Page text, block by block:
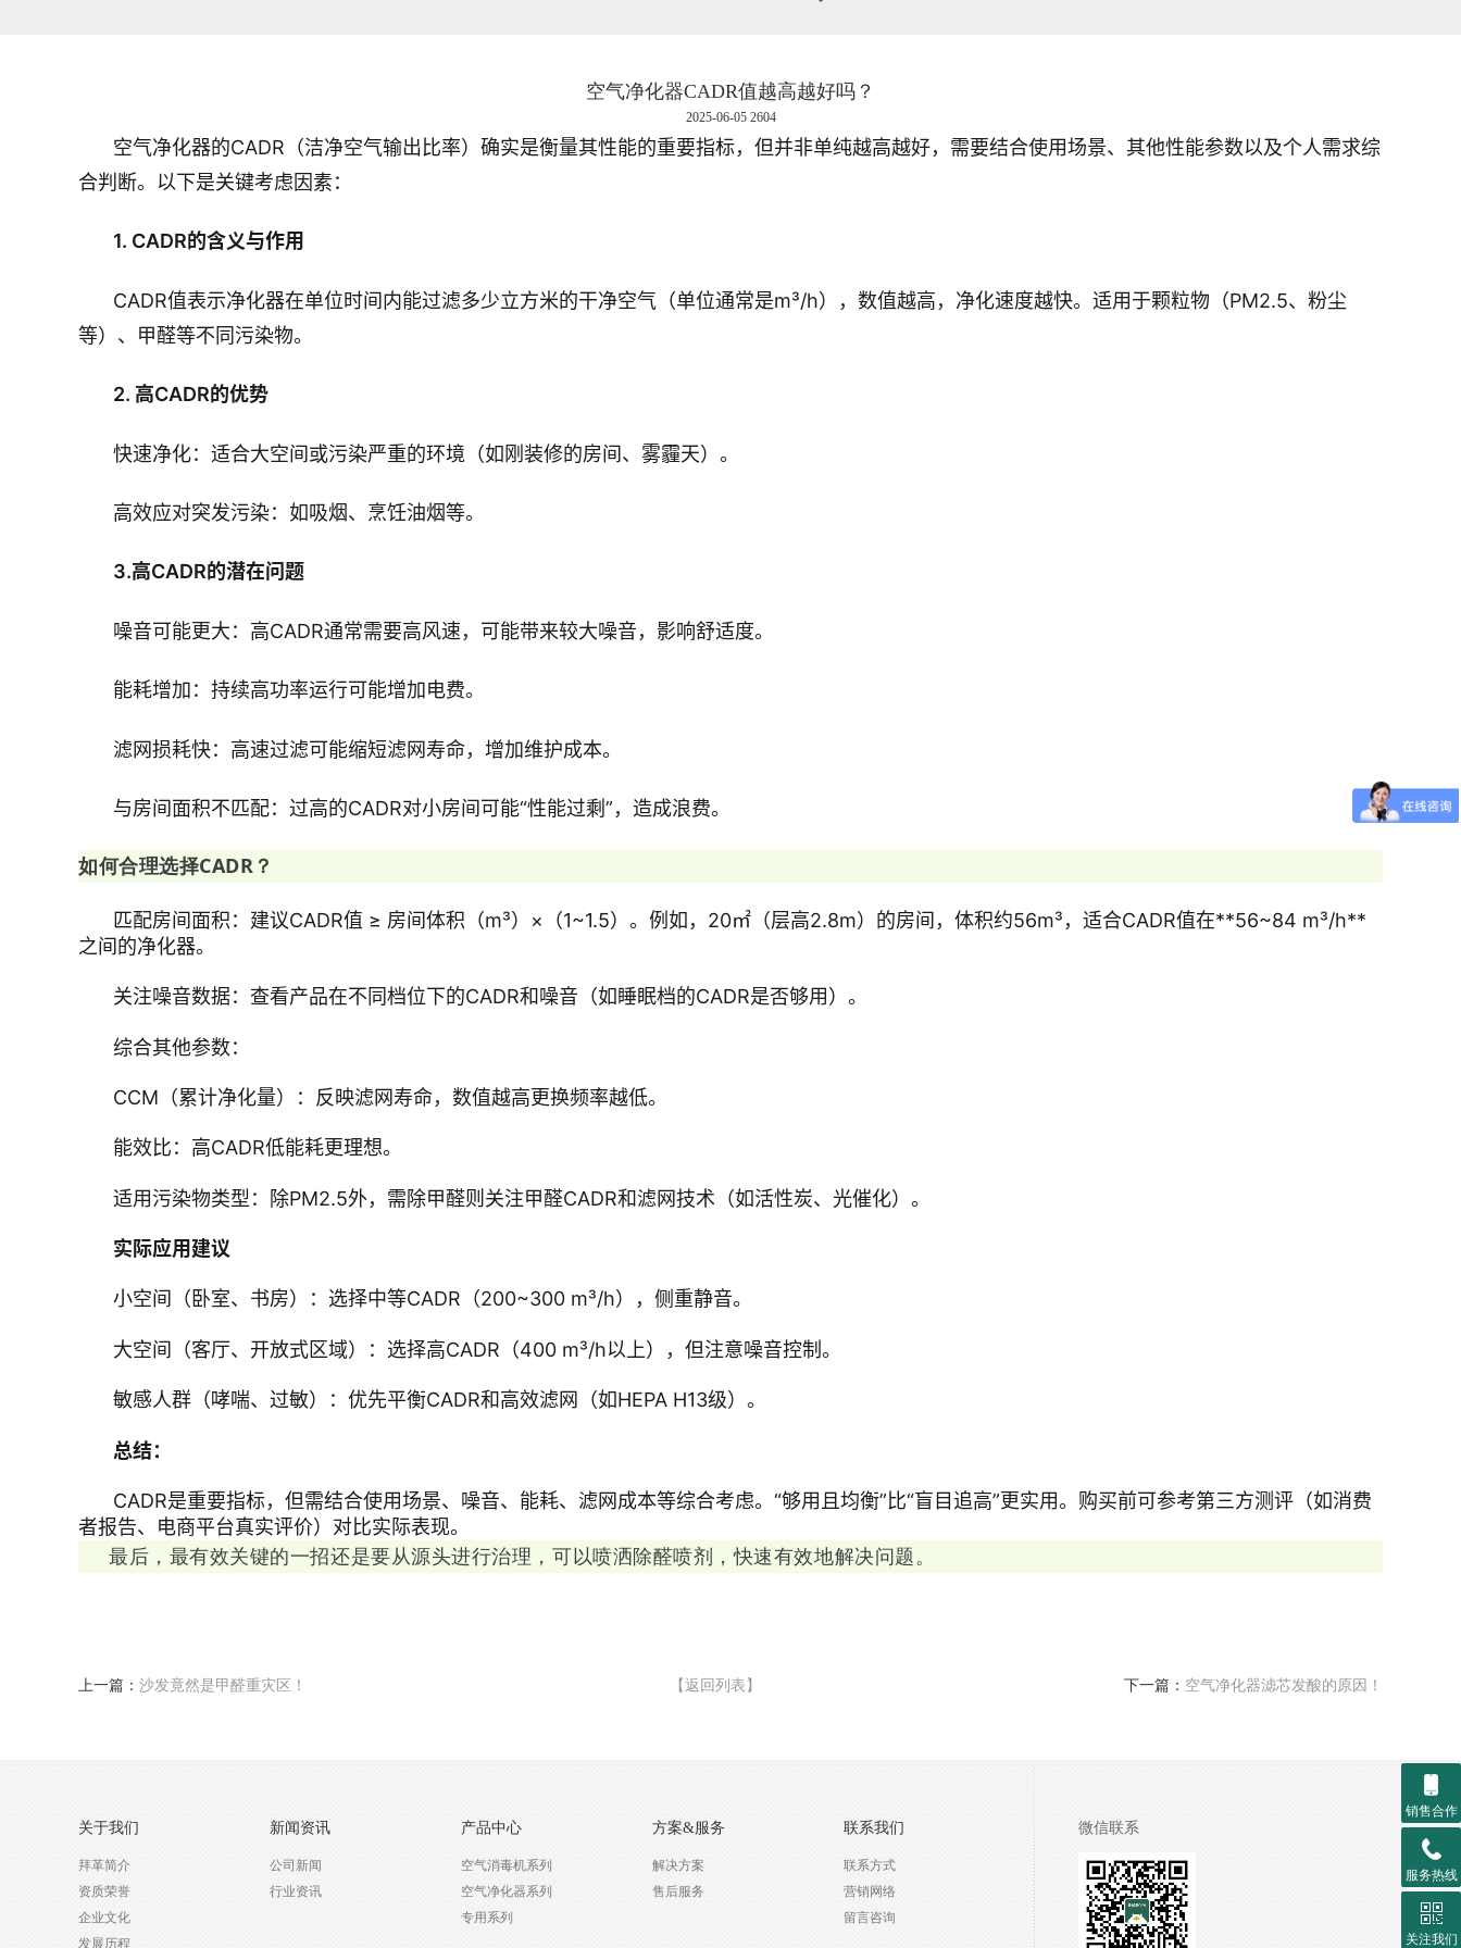
空气净化器CADR值越高越好吗？
2025-06-05 2604
空气净化器的CADR（洁净空气输出比率）确实是衡量其性能的重要指标，但并非单纯越高越好，需要结合使用场景、其他性能参数以及个人需求综
合判断。以下是关键考虑因素：
1. CADR的含义与作用
CADR值表示净化器在单位时间内能过滤多少立方米的干净空气（单位通常是m³/h），数值越高，净化速度越快。适用于颗粒物（PM2.5、粉尘
等）、甲醛等不同污染物。
2. 高CADR的优势
快速净化：适合大空间或污染严重的环境（如刚装修的房间、雾霾天）。
高效应对突发污染：如吸烟、烹饪油烟等。
3.高CADR的潜在问题
噪音可能更大：高CADR通常需要高风速，可能带来较大噪音，影响舒适度。
能耗增加：持续高功率运行可能增加电费。
滤网损耗快：高速过滤可能缩短滤网寿命，增加维护成本。
与房间面积不匹配：过高的CADR对小房间可能“性能过剩”，造成浪费。
如何合理选择CADR？
匹配房间面积：建议CADR值 ≥ 房间体积（m³）×（1~1.5）。例如，20㎡（层高2.8m）的房间，体积约56m³，适合CADR值在**56~84 m³/h**
之间的净化器。
关注噪音数据：查看产品在不同档位下的CADR和噪音（如睡眠档的CADR是否够用）。
综合其他参数：
CCM（累计净化量）：反映滤网寿命，数值越高更换频率越低。
能效比：高CADR低能耗更理想。
适用污染物类型：除PM2.5外，需除甲醛则关注甲醛CADR和滤网技术（如活性炭、光催化）。
实际应用建议
小空间（卧室、书房）：选择中等CADR（200~300 m³/h），侧重静音。
大空间（客厅、开放式区域）：选择高CADR（400 m³/h以上），但注意噪音控制。
敏感人群（哮喘、过敏）：优先平衡CADR和高效滤网（如HEPA H13级）。
总结：
CADR是重要指标，但需结合使用场景、噪音、能耗、滤网成本等综合考虑。“够用且均衡”比“盲目追高”更实用。购买前可参考第三方测评（如消费
者报告、电商平台真实评价）对比实际表现。
最后，最有效关键的一招还是要从源头进行治理，可以喷洒除醛喷剂，快速有效地解决问题。
上一篇： 沙发竟然是甲醛重灾区！ 【返回列表】 下一篇： 空气净化器滤芯发酸的原因！
关于我们
拜革简介
资质荣誉
企业文化
发展历程
新闻资讯
公司新闻
行业资讯
产品中心
空气消毒机系列
空气净化器系列
专用系列
方案&服务
解决方案
售后服务
联系我们
联系方式
营销网络
留言咨询
微信联系
销售合作
服务热线
关注我们